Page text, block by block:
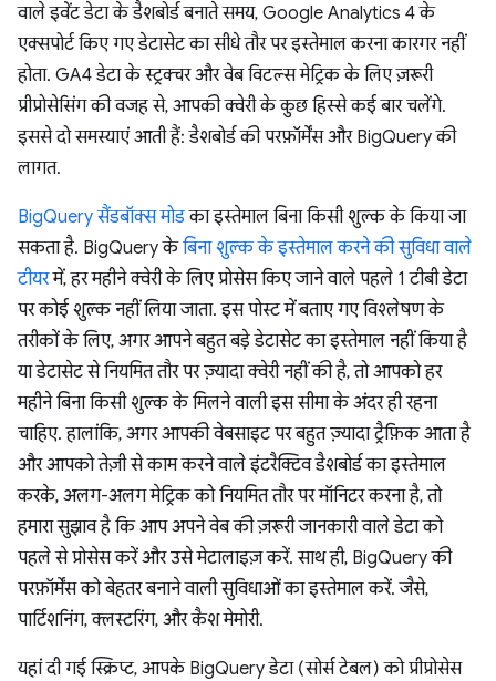
वाले इवेंट डेटा के डैशबोर्ड बनाते समय, Google Analytics 4 के
एक्सपोर्ट किए गए डेटासेट का सीधे तौर पर इस्तेमाल करना कारगर नहीं
होता. GA4 डेटा के स्ट्रक्चर और वेब विटल्स मेट्रिक के लिए ज़रूरी
प्रीप्रोसेसिंग की वजह से, आपकी क्वेरी के कुछ हिस्से कई बार चलेंगे.
इससे दो समस्याएं आती हैं: डैशबोर्ड की परफ़ॉर्मेंस और BigQuery की
लागत.
BigQuery सैंडबॉक्स मोडका इस्तेमाल बिना किसी शुल्क के किया जा
सकता है. BigQuery केबिना शुल्क के इस्तेमाल करने की सुविधा वाले
टीयरमें, हर महीने क्वेरी के लिए प्रोसेस किए जाने वाले पहले 1 टीबी डेटा
पर कोई शुल्क नहीं लिया जाता. इस पोस्ट में बताए गए विश्लेषण के
तरीकों के लिए, अगर आपने बहुत बड़े डेटासेट का इस्तेमाल नहीं किया है
या डेटासेट से नियमित तौर पर ज़्यादा क्वेरी नहीं की है, तो आपको हर
महीने बिना किसी शुल्क के मिलने वाली इस सीमा के अंदर ही रहना
चाहिए. हालांकि, अगर आपकी वेबसाइट पर बहुत ज़्यादा ट्रैफ़िक आता है
और आपको तेज़ी से काम करने वाले इंटरैक्टिव डैशबोर्ड का इस्तेमाल
करके, अलग-अलग मेट्रिक को नियमित तौर पर मॉनिटर करना है, तो
हमारा सुझाव है कि आप अपने वेब की ज़रूरी जानकारी वाले डेटा को
पहले से प्रोसेस करें और उसे मेटालाइज़ करें. साथ ही, BigQuery की
परफ़ॉर्मेंस को बेहतर बनाने वाली सुविधाओं का इस्तेमाल करें. जैसे,
पार्टिशनिंग, क्लस्टरिंग, और कैश मेमोरी.
यहां दी गई स्क्रिप्ट, आपके BigQuery डेटा (सोर्स टेबल) को प्रीप्रोसेस